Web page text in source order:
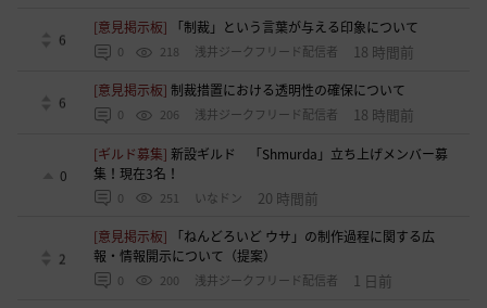
6
[意見掲示板] 「制裁」という言葉が与える印象について
0 218 浅井ジークフリード配信者 18 時間前
6
[意見掲示板]制裁措置における透明性の確保について
0 206 浅井ジークフリード配信者 18 時間前
0
[ギルド募集]新設ギルド 「Shmurda」立ち上げメンバー募
集！現在3名！
0 251 いなドン 20 時間前
2
[意見掲示板]
「ねんどろいど ウサ」の制作過程に関する広
報・情報開示について（提案）
0 200 浅井ジークフリード配信者 1 日前